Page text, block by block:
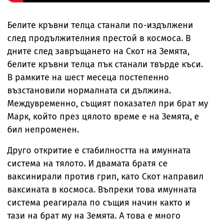
Белите кръвни телца станали по-издължени
след продължителния престой в космоса. В
дните след завръщането на Скот на Земята,
белите кръвни телца пък станали твърде къси.
В рамките на шест месеца постепенно
възстановили нормалната си дължина.
Междувременно, същият показател при брат му
Марк, който през цялото време е на Земята, е
бил непроменен.
Друго откритие е стабилността на имунната
система на тялото. И двамата братя се
ваксинирали против грип, като Скот направил
ваксината в космоса. Въпреки това имунната
система реагирала по същия начин както и
тази на брат му на Земята. А това е много